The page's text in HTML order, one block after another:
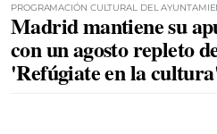
PROGRAMACIÓN CULTURAL DEL
Madrid mantiene su
con un agosto repleto
'Refúgiate en la